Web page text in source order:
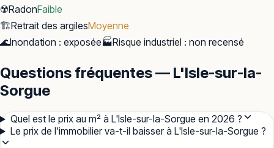
☢️RadonFaible
🏗️Retrait des argilesMoyenne
🌊Inondation : exposée🏭Risque industriel : non recensé
Questions fréquentes — L'Isle-sur-la-
Sorgue
Quel est le prix au m² à L'Isle-sur-la-Sorgue en 2026 ?
Le prix de l'immobilier va-t-il baisser à L'Isle-sur-la-Sorgue ?